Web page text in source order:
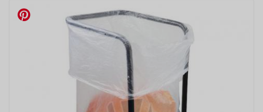
Andere verhuismaterialen